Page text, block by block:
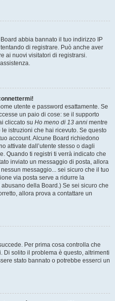
abbia bannato il tuo indirizzo IP
di registrare. Può anche aver
ai nuovi visitatori di registrarsi.
utente e password esattamente. Se
un paio di cose: se il supporto
cliccato su Ho meno di 13 anni mentre
istruzioni che hai ricevuto. Se questo
account. Alcune Board richiedono
attivate dall’utente stesso o dagli
Quando ti registri ti verrà indicato che
inviato un messaggio di posta, allora
messaggio... sei sicuro che il tuo
via posta serve a ridurre la
della Board.) Se sei sicuro che
allora prova a contattare un
Per prima cosa controlla che
Di solito il problema è questo, altrimenti
stato bannato o potrebbe esserci un